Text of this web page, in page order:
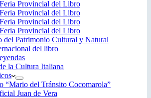
Feria Provincial del Libro
Feria Provincial del Libro
Feria Provincial del Libro
Feria Provincial del Libro
del Patrimonio Cultural y Natural
del libro
la Cultura Italiana
“Mario del Tránsito Cocomarola”
Juan de Vera